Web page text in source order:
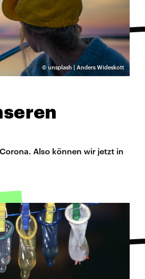
©unsplash | Anders Wideskott
Also können wir jetzt in